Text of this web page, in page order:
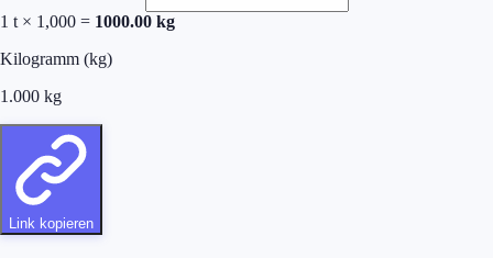
1 t × 1,000 = 1000.00 kg
Kilogramm (kg)
1.000 kg
Link kopieren